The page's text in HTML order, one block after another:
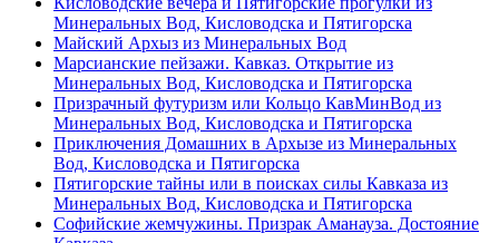
Минеральных Вод, Кисловодска и Пятигорска
Майский Архыз из Минеральных Вод
Марсианские пейзажи. Кавказ. Открытие из
Минеральных Вод, Кисловодска и Пятигорска
Призрачный футуризм или Кольцо КавМинВод из
Минеральных Вод, Кисловодска и Пятигорска
Приключения Домашних в Архызе из Минеральных
Вод, Кисловодска и Пятигорска
Пятигорские тайны или в поисках силы Кавказа из
Минеральных Вод, Кисловодска и Пятигорска
Софийские жемчужины. Призрак Аманауза. Достояние